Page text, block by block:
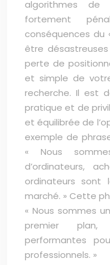
algorithmes de
fortement
conséquences du
être
perte de
et simple de
recherche. Il est
pratique et de
et équilibrée de
exemple de
« Nous
d’ordinateurs,
ordinateurs sont
marché. » Cette
« Nous sommes
premier
performantes
professionnels. »